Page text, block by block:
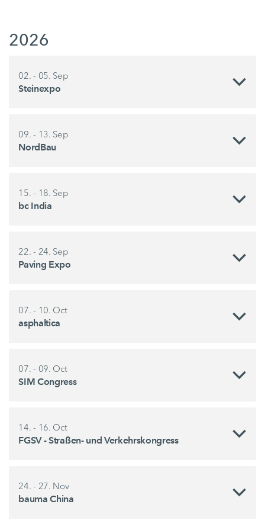
2026
02. - 05. Sep
Steinexpo
09. - 13. Sep
NordBau
15. - 18. Sep
bc India
22. - 24. Sep
Paving Expo
07. - 10. Oct
asphaltica
07. - 09. Oct
SIM Congress
14. - 16. Oct
FGSV - Straßen- und Verkehrskongress
24. - 27. Nov
bauma China